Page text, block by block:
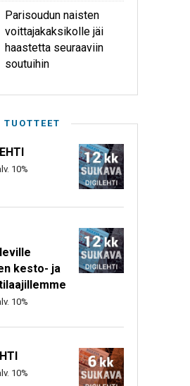
Parisoudun naisten
voittajakaksikolle jäi
haastetta seuraaviin
soutuihin
TUOTTEET
10%
kesto- ja
10%
10%